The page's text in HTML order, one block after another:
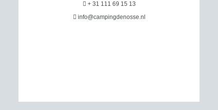
 + 31 111 69 15 13
 info@campingdenosse.nl